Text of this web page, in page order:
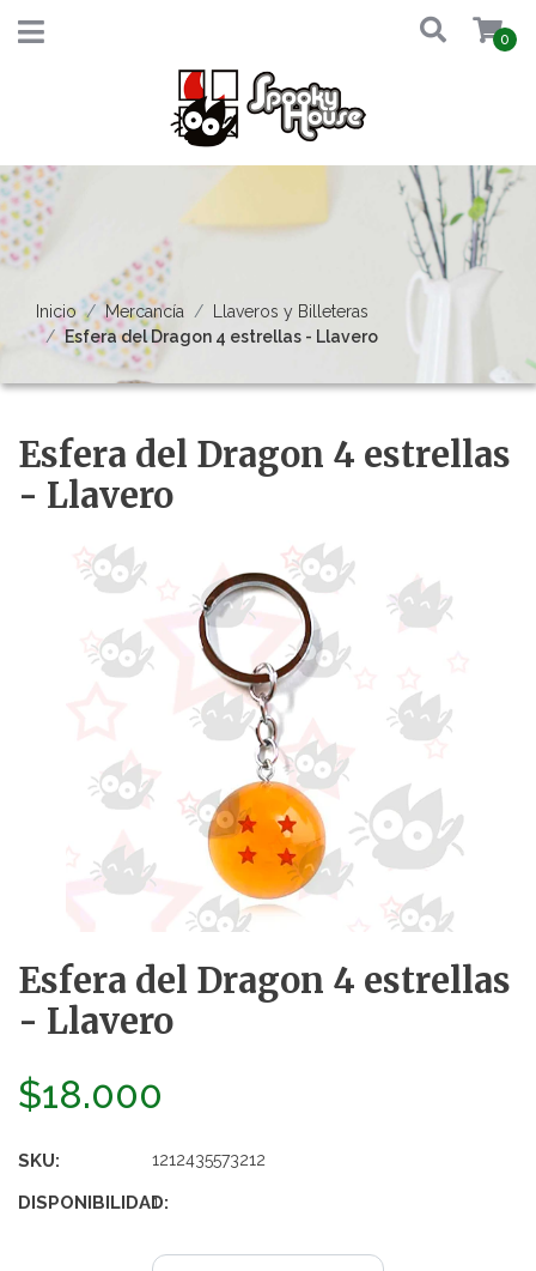
0
Inicio Mercancía
Llaveros y Billeteras
Esfera del Dragon 4 estrellas - Llavero
Esfera del Dragon 4 estrellas
- Llavero
Esfera del Dragon 4 estrellas
- Llavero
$18.000
SKU: 1212435573212
DISPONIBILIDAD:
1